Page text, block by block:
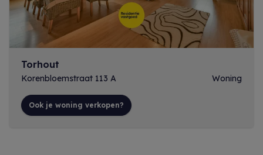
Torhout
Korenbloemstraat 113 A Woning
Ook je woning verkopen?